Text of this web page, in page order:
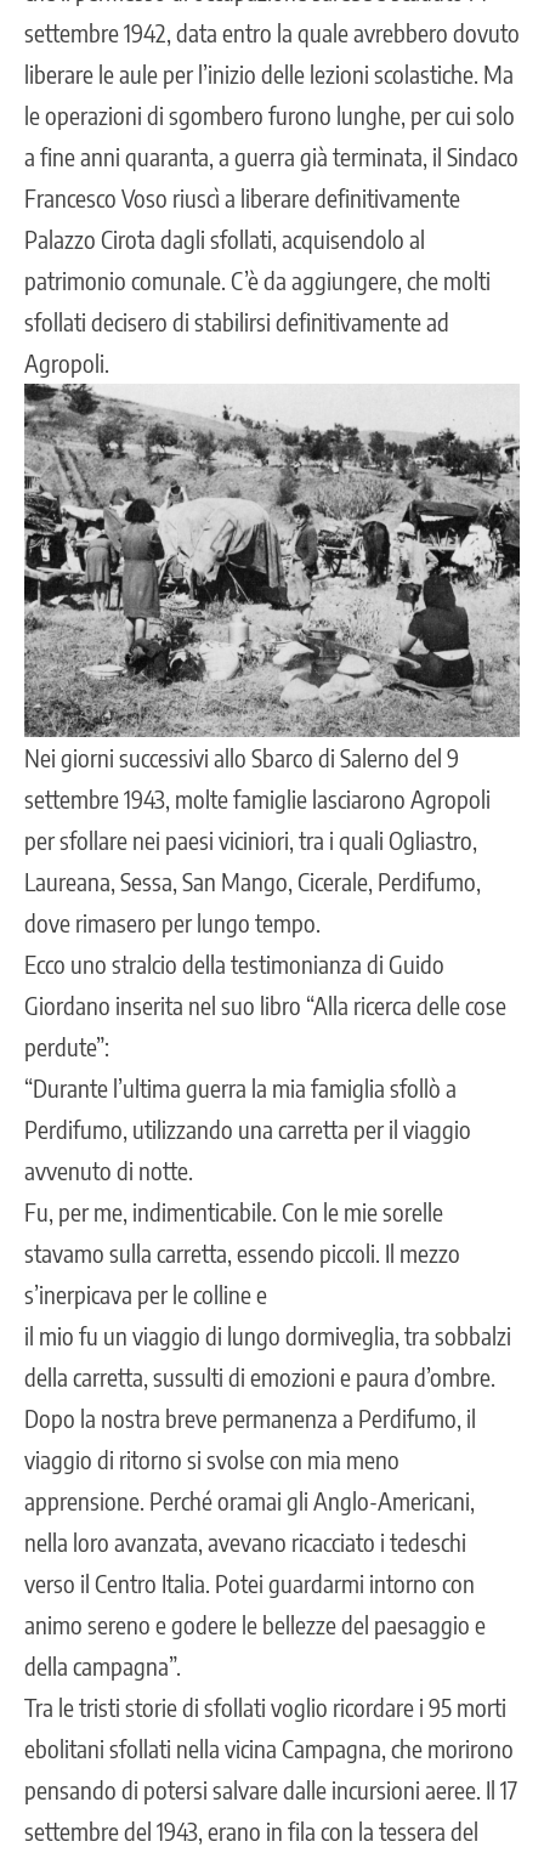
settembre 1942, data entro la quale avrebbero dovuto
liberare le aule per l’inizio delle lezioni scolastiche. Ma
le operazioni di sgombero furono lunghe, per cui solo
a fine anni quaranta, a guerra già terminata, il Sindaco
Francesco Voso riuscì a liberare definitivamente
Palazzo Cirota dagli sfollati, acquisendolo al
patrimonio comunale. C’è da aggiungere, che molti
sfollati decisero di stabilirsi definitivamente ad
Agropoli.
Nei giorni successivi allo Sbarco di Salerno del 9
settembre 1943, molte famiglie lasciarono Agropoli
per sfollare nei paesi viciniori, tra i quali Ogliastro,
Laureana, Sessa, San Mango, Cicerale, Perdifumo,
dove rimasero per lungo tempo.
Ecco uno stralcio della testimonianza di Guido
Giordano inserita nel suo libro “Alla ricerca delle cose
perdute”:
“Durante l’ultima guerra la mia famiglia sfollò a
Perdifumo, utilizzando una carretta per il viaggio
avvenuto di notte.
Fu, per me, indimenticabile. Con le mie sorelle
stavamo sulla carretta, essendo piccoli. Il mezzo
s’inerpicava per le colline e
il mio fu un viaggio di lungo dormiveglia, tra sobbalzi
della carretta, sussulti di emozioni e paura d’ombre.
Dopo la nostra breve permanenza a Perdifumo, il
viaggio di ritorno si svolse con mia meno
apprensione. Perché oramai gli Anglo-Americani,
nella loro avanzata, avevano ricacciato i tedeschi
verso il Centro Italia. Potei guardarmi intorno con
animo sereno e godere le bellezze del paesaggio e
della campagna”.
Tra le tristi storie di sfollati voglio ricordare i 95 morti
ebolitani sfollati nella vicina Campagna, che morirono
pensando di potersi salvare dalle incursioni aeree. Il 17
settembre del 1943, erano in fila con la tessera del